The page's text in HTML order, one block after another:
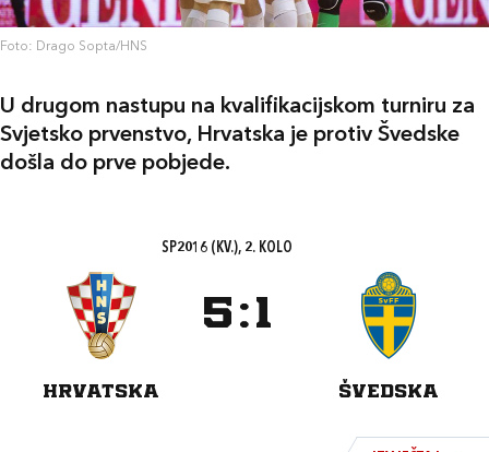
Foto: Drago Sopta/HNS
U drugom nastupu na kvalifikacijskom turniru za
Svjetsko prvenstvo, Hrvatska je protiv Švedske
došla do prve pobjede.
SP2016 (KV.), 2. KOLO
HRVATSKA
5 :1
ŠVEDSKA